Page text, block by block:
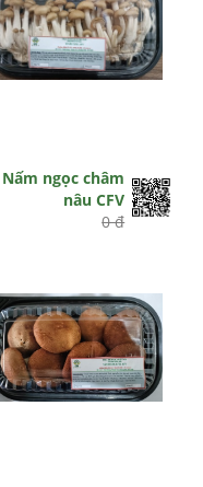
Nấm ngọc châm
nâu CFV
0 đ